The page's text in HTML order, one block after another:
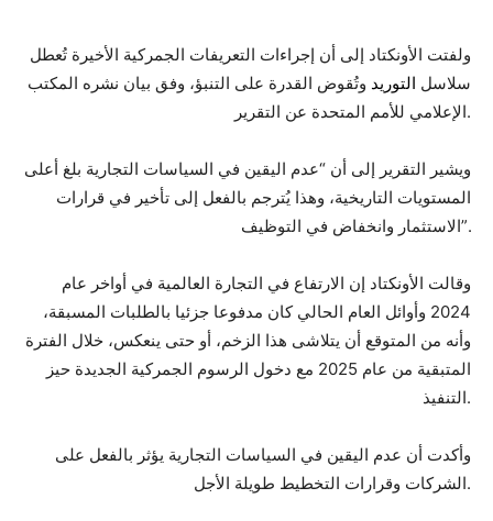
ولفتت الأونكتاد إلى أن إجراءات التعريفات الجمركية الأخيرة تُعطل
سلاسل التوريد وتُقوض القدرة على التنبؤ، وفق بيان نشره المكتب
الإعلامي للأمم المتحدة عن التقرير.
ويشير التقرير إلى أن “عدم اليقين في السياسات التجارية بلغ أعلى
المستويات التاريخية، وهذا يُترجم بالفعل إلى تأخير في قرارات
الاستثمار وانخفاض في التوظيف”.
وقالت الأونكتاد إن الارتفاع في التجارة العالمية في أواخر عام
2024 وأوائل العام الحالي كان مدفوعا جزئيا بالطلبات المسبقة،
وأنه من المتوقع أن يتلاشى هذا الزخم، أو حتى ينعكس، خلال الفترة
المتبقية من عام 2025 مع دخول الرسوم الجمركية الجديدة حيز
التنفيذ.
وأكدت أن عدم اليقين في السياسات التجارية يؤثر بالفعل على
الشركات وقرارات التخطيط طويلة الأجل.